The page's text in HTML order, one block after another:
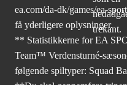
ea.com/da-dk/games/ea-
få yderligere oplysninger.
** Statistikkerne for EA
Team™ Verdensturné-
følgende spiltyper: Squad